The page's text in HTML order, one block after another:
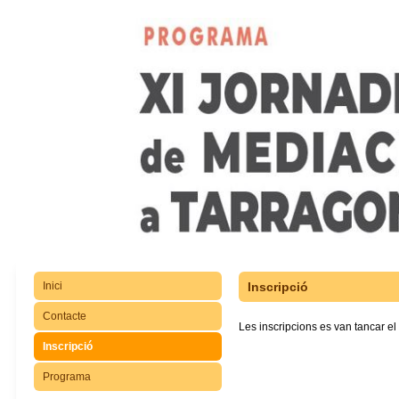
Inici
Contacte
Inscripció
Programa
Inscripció
Les inscripcions es van tancar